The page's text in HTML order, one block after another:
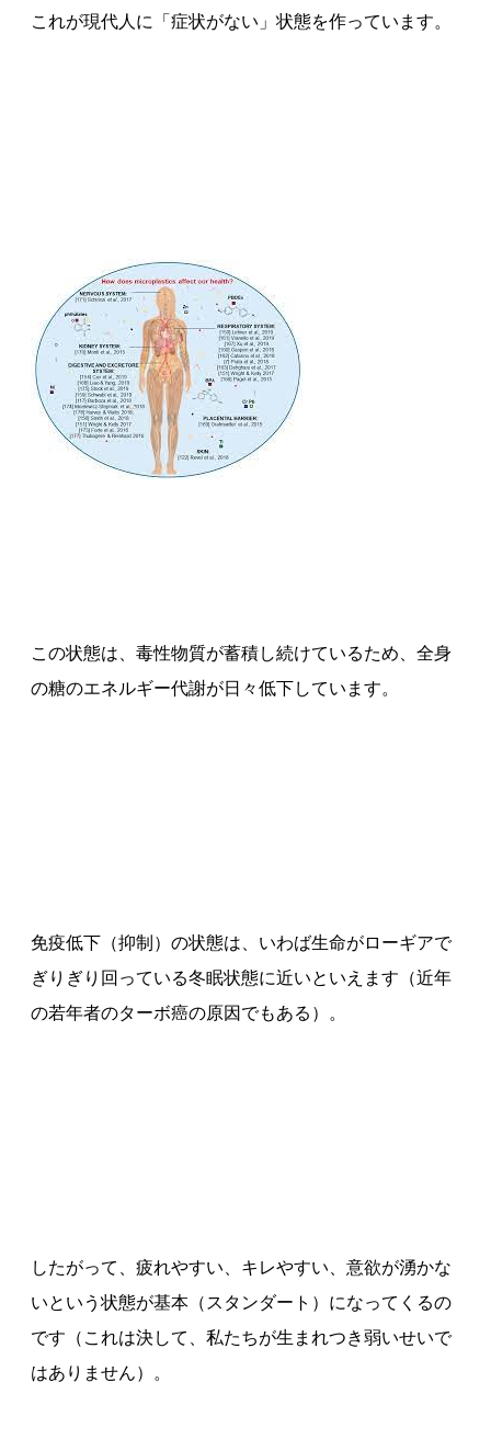
これが現代人に「症状がない」状態を作っています。
この状態は、毒性物質が蓄積し続けているため、全身
の糖のエネルギー代謝が日々低下しています。
免疫低下（抑制）の状態は、いわば生命がローギアで
ぎりぎり回っている冬眠状態に近いといえます（近年
の若年者のターボ癌の原因でもある）。
したがって、疲れやすい、キレやすい、意欲が湧かな
いという状態が基本（スタンダート）になってくるの
です（これは決して、私たちが生まれつき弱いせいで
はありません）。